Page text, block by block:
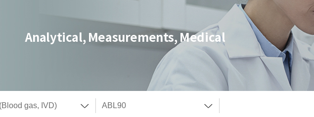
Analytical, Measurements, Medical